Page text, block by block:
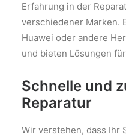
Erfahrung in der
verschiedener Marken.
Huawei oder andere
und bieten Lösungen
Schnelle und
Reparatur
Wir verstehen, dass Ihr